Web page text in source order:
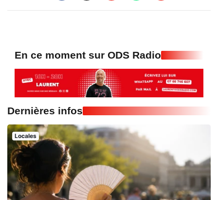
En ce moment sur ODS Radio
Dernières infos
Locales